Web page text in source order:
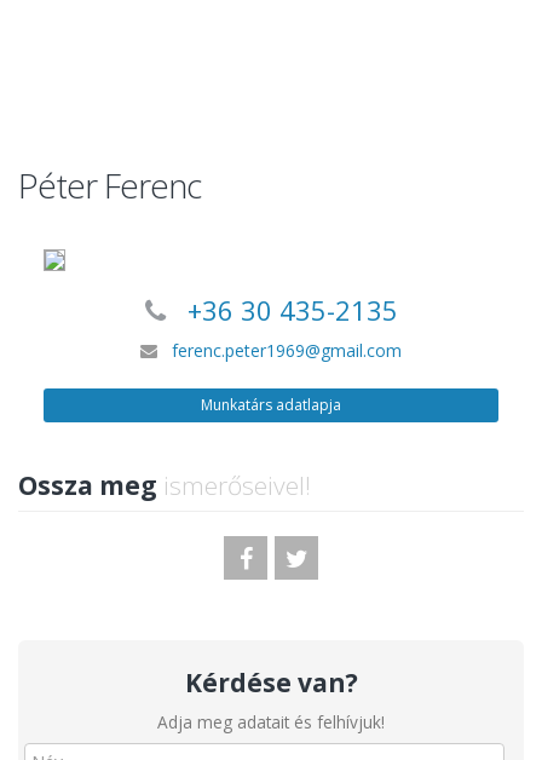
Péter Ferenc
+36 30 435-2135
ferenc.peter1969@gmail.com
Munkatárs adatlapja
Ossza meg ismerőseivel!
Kérdése van?
Adja meg adatait és felhívjuk!